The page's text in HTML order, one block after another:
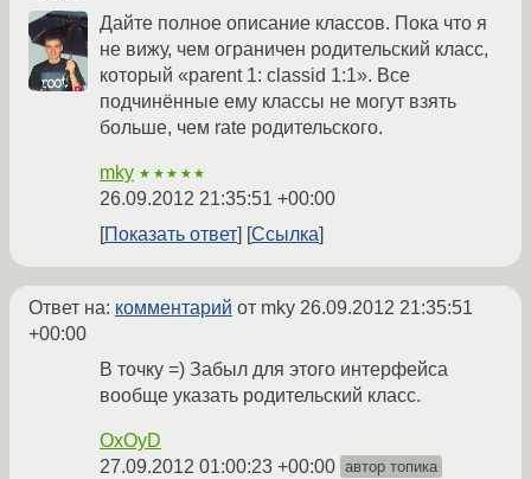
Дайте полное описание классов. Пока что я
не вижу, чем ограничен родительский класс,
который «parent 1: classid 1:1». Все
подчинённые ему классы не могут взять
больше, чем rate родительского.
mky ★★★★★
26.09.2012 21:35:51 +00:00
Показать ответ
Ссылка
Ответ на: комментарий от mky 26.09.2012 21:35:51
+00:00
В точку =) Забыл для этого интерфейса
вообще указать родительский класс.
OxOyD
27.09.2012 01:00:23 +00:00 автор топика